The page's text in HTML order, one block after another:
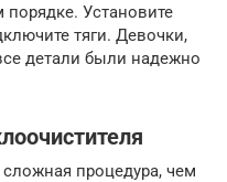
Установите
тяги. Девочки,
детали были надежно
процедура, чем